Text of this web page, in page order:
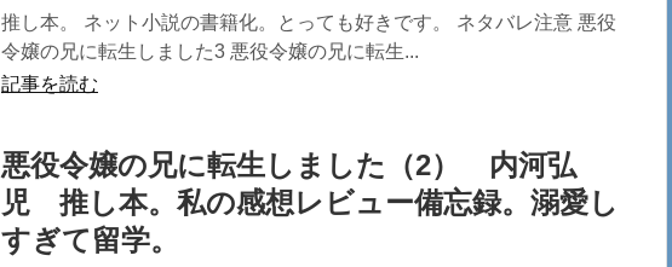
推し本。 ネット小説の書籍化。とっても好きです。 ネタバレ注意 悪役
令嬢の兄に転生しました3 悪役令嬢の兄に転生...
記事を読む
悪役令嬢の兄に転生しました（2） 内河弘
児 推し本。私の感想レビュー備忘録。溺愛し
すぎて留学。